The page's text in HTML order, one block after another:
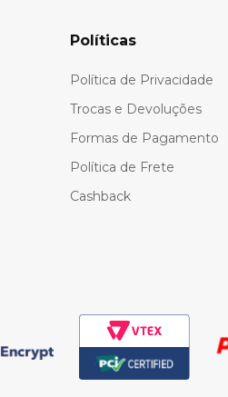
Políticas
Política de Privacidade
Trocas e Devoluções
Formas de Pagamento
Política de Frete
Cashback